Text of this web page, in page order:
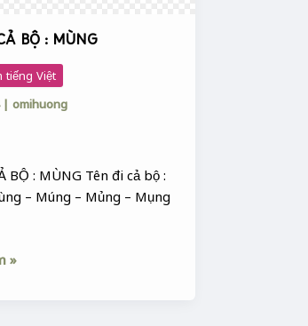
BỘ : MÙNG
tiếng Việt
|omihuong
BỘ : MÙNG Tên đi cả bộ :
– Múng – Mủng – Mụng
»